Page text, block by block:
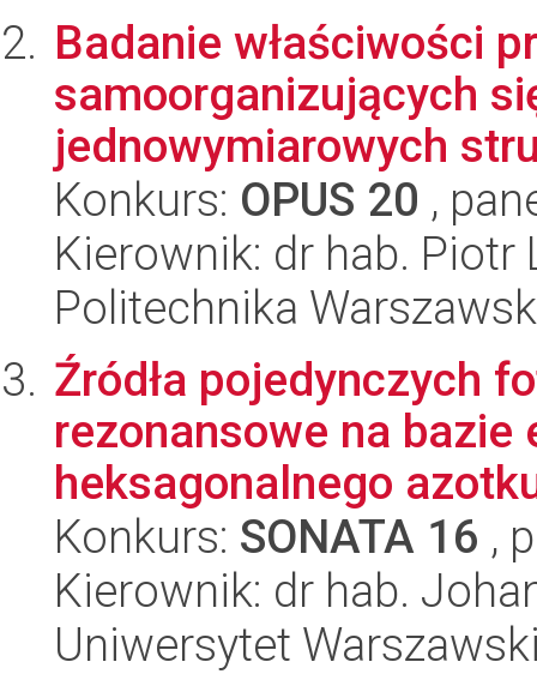
Badanie właściwości
samoorganizujących
jednowymiarowych
Konkurs: OPUS 20 ,
Kierownik: dr hab. Piotr
Politechnika
Źródła pojedynczych
rezonansowe na bazie
heksagonalnego
Konkurs: SONATA 16 ,
Kierownik: dr hab.
Uniwersytet